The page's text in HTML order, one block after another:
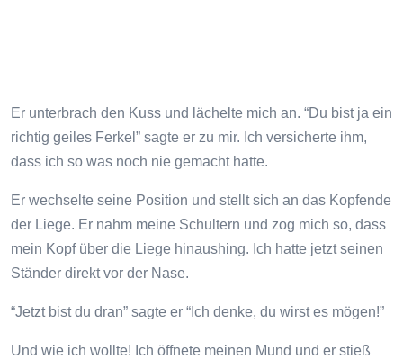
Er unterbrach den Kuss und lächelte mich an. “Du bist ja ein
richtig geiles Ferkel” sagte er zu mir. Ich versicherte ihm,
dass ich so was noch nie gemacht hatte.
Er wechselte seine Position und stellt sich an das Kopfende
der Liege. Er nahm meine Schultern und zog mich so, dass
mein Kopf über die Liege hinaushing. Ich hatte jetzt seinen
Ständer direkt vor der Nase.
“Jetzt bist du dran” sagte er “Ich denke, du wirst es mögen!”
Und wie ich wollte! Ich öffnete meinen Mund und er stieß